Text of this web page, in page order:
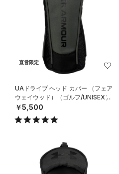
直営限定
UAドライブ ヘッド カバー （フェア
ウェイウッド）（ゴルフ/UNISEX）
￥5,500